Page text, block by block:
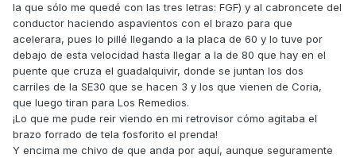
la que sólo me quedé con las tres letras: FGF) y al cabroncete del
conductor haciendo aspavientos con el brazo para que
acelerara, pues lo pillé llegando a la placa de 60 y lo tuve por
debajo de esta velocidad hasta llegar a la de 80 que hay en el
puente que cruza el guadalquivir, donde se juntan los dos
carriles de la SE30 que se hacen 3 y los que vienen de Coria,
que luego tiran para Los Remedios.
¡Lo que me pude reir viendo en mi retrovisor cómo agitaba el
brazo forrado de tela fosforito el prenda!
Y encima me chivo de que anda por aquí, aunque seguramente